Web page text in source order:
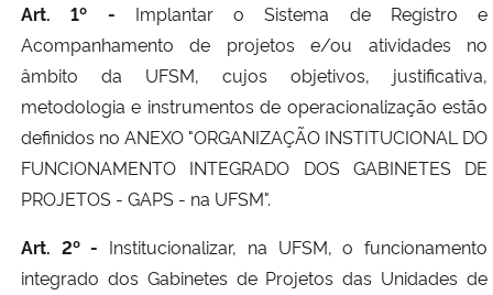
Art. 1º - Implantar o Sistema de Registro e
Acompanhamento de projetos e/ou atividades no
âmbito da UFSM, cujos objetivos, justificativa,
metodologia e instrumentos de operacionalização estão
definidos no ANEXO "ORGANIZAÇÃO INSTITUCIONAL DO
FUNCIONAMENTO INTEGRADO DOS GABINETES DE
PROJETOS - GAPS - na UFSM".
Art. 2º - Institucionalizar, na UFSM, o funcionamento
integrado dos Gabinetes de Projetos das Unidades de